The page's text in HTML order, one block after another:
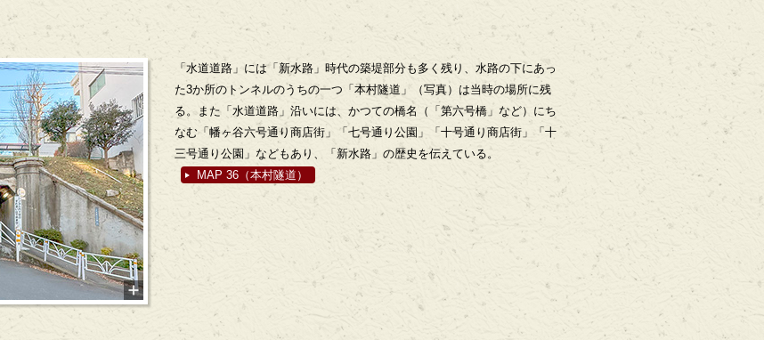
「水道道路」には「新水路」時代の築堤部分も多く残り、水路の下にあっ
た3か所のトンネルのうちの一つ「本村隧道」（写真）は当時の場所に残
る。また「水道道路」沿いには、かつての橋名（「第六号橋」など）にち
なむ「幡ヶ谷六号通り商店街」「七号通り公園」「十号通り商店街」「十
三号通り公園」などもあり、「新水路」の歴史を伝えている。
MAP 36（本村隧道）